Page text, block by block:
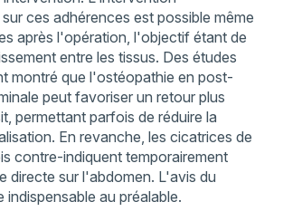
ces adhérences est possible même
après l'opération, l'objectif étant de
entre les tissus. Des études
montré que l'ostéopathie en post-
peut favoriser un retour plus
permettant parfois de réduire la
En revanche, les cicatrices de
contre-indiquent temporairement
directe sur l'abdomen. L'avis du
indispensable au préalable.